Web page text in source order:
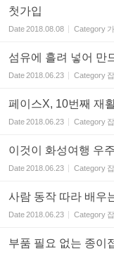
첫가입
Date2018.08.08 Category
섬유에 흘려 넣어 만
Date2018.06.23 Category
페이스X, 10번째 재
Date2018.06.23 Category
이것이 화성여행 우주
Date2018.06.23 Category
사람 동작 따라 배우
Date2018.06.23 Category
부품 필요 없는 종